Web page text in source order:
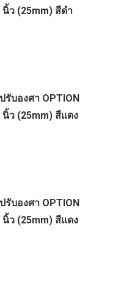
นิ้ว (25mm) สีดำ
รับองศา OPTION
นิ้ว (25mm) สีแดง
รับองศา OPTION
นิ้ว (25mm) สีแดง